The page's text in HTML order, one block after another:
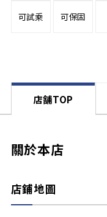
可試乘 可保固
店舗TOP
關於本店
店鋪地圖